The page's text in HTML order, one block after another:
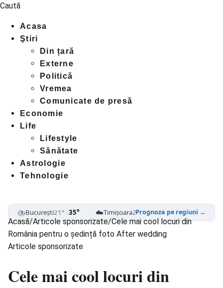
Caută
Acasa
Ştiri
Din țară
Externe
Politică
Vremea
Comunicate de presă
Economie
Life
Lifestyle
Sănătate
Astrologie
Tehnologie
⛈️București21°/35° ☁️Timișoara23°/38° ☁️Cluj-Napoca
Prognoza pe regiuni →
Acasă/Articole sponsorizate/Cele mai cool locuri din
România pentru o ședință foto After wedding
Articole sponsorizate
Cele mai cool locuri din